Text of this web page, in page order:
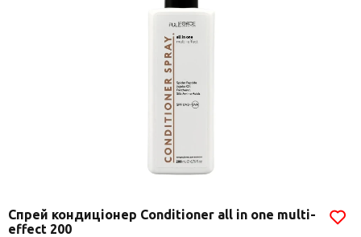
Спрей кондиціонер Conditioner all in one multi-
effect 200